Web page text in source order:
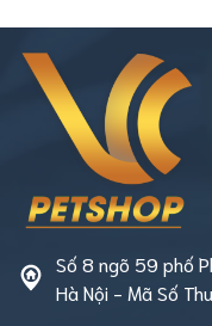
Số 8 ngõ 59 phố
Hà Nội - Mã Số